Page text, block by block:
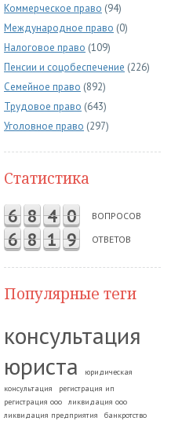
Коммерческое право (94)
Международное право (0)
Налоговое право (109)
Пенсии и соцобеспечение (226)
Семейное право (892)
Трудовое право (643)
Уголовное право (297)
Статистика
6 8 4 0 ВОПРОСОВ
6 8 1 9 ОТВЕТОВ
Популярные теги
консультация
юриста
юридическая
консультация
регистрация ип
регистрация ооо
ликвидация ооо
ликвидация предприятия
банкротство